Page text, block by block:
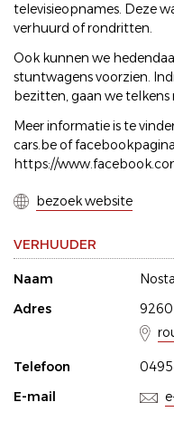
televisieopnames. Deze
verhuurd of rondritten.
Ook kunnen we
stuntwagens voorzien.
bezitten, gaan we
Meer informatie is te
cars.be of facebookpagina
https://
bezoek website
VERHUUDER
Naam
Adres
9260
Telefoon
E-mail